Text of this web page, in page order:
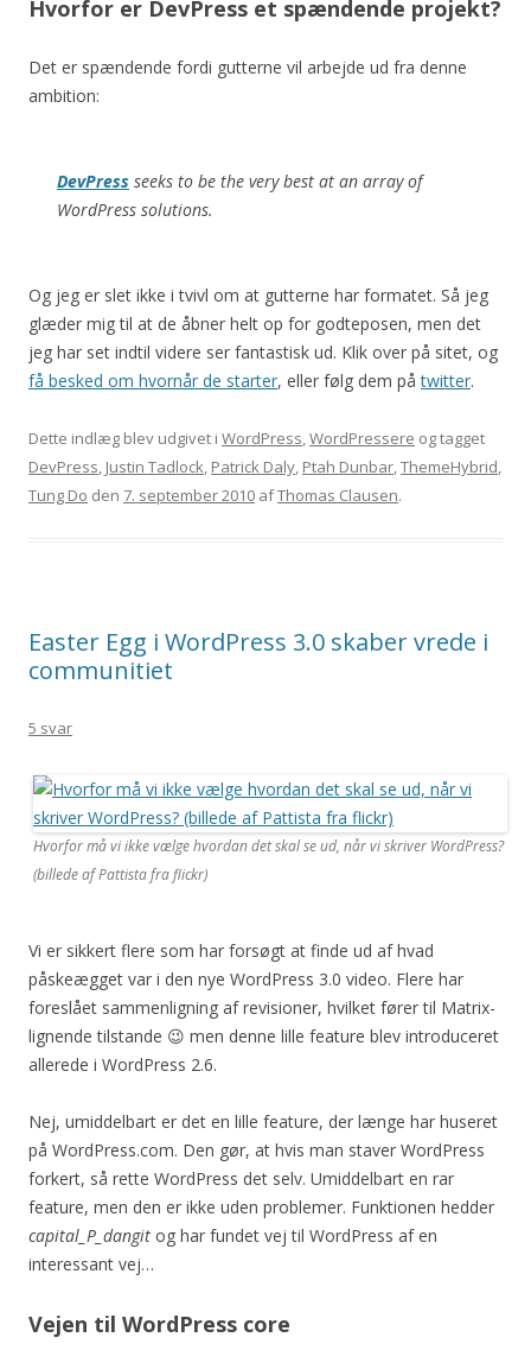
Hvorfor er DevPress et spændende projekt?
Det er spændende fordi gutterne vil arbejde ud fra denne
ambition:
DevPress seeks to be the very best at an array of
WordPress solutions.
Og jeg er slet ikke i tvivl om at gutterne har formatet. Så jeg
glæder mig til at de åbner helt op for godteposen, men det
jeg har set indtil videre ser fantastisk ud. Klik over på sitet, og
få besked om hvornår de starter, eller følg dem påtwitter.
Dette indlæg blev udgivet i WordPress,WordPressere og tagget
DevPress, Justin Tadlock, Patrick Daly, Ptah Dunbar,ThemeHybrid,
Tung Do den 7. september 2010 afThomas Clausen.
Easter Egg i WordPress 3.0 skaber vrede i
communitiet
5 svar
Hvorfor må vi ikke vælge hvordan det skal se ud, når vi skriver WordPress?
(billede af Pattista fra flickr)
Vi er sikkert flere som har forsøgt at finde ud af hvad
påskeægget var i den nye WordPress 3.0 video. Flere har
foreslået sammenligning af revisioner, hvilket fører til Matrix-
lignende tilstande 😉 men denne lille feature blev introduceret
allerede i WordPress 2.6.
Nej, umiddelbart er det en lille feature, der længe har huseret
på WordPress.com. Den gør, at hvis man staver WordPress
forkert, så rette WordPress det selv. Umiddelbart en rar
feature, men den er ikke uden problemer. Funktionen hedder
capital_P_dangit og har fundet vej til WordPress af en
interessant vej…
Vejen til WordPress core